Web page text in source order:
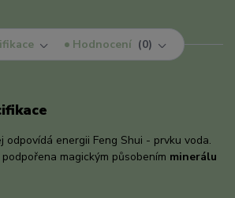
Hodnocení 0
odpovídá energii Feng Shui - prvku voda.
magickým působením minerálu